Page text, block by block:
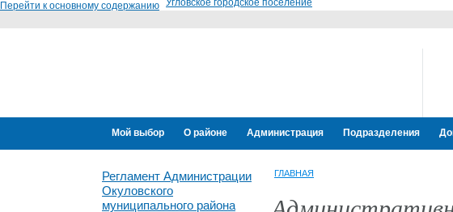
Перейти к основному содержанию Угловское городское поселение
Мой выбор О районе Администрация Подразделения
Регламент Администрации
Окуловского
муниципального района
ГЛАВНАЯ